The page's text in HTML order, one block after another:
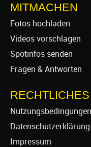
MITMACHEN
Fotos hochladen
Videos vorschlagen
Spotinfos senden
Fragen & Antworten
RECHTLICHES
Nutzungsbedingungen
Datenschutzerklärung
Impressum